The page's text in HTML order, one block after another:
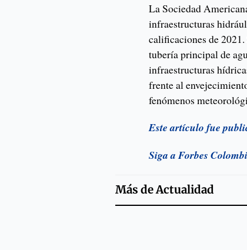
La Sociedad
infraestructuras
calificaciones de
tubería principal de
infraestructuras
frente al
fenómenos
Este artículo fue
Siga a Forbes
Más deActualidad